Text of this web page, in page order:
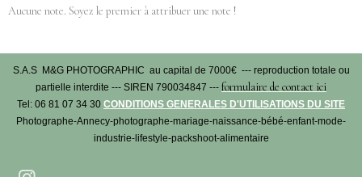
Aucune note. Soyez le premier à attribuer une note !
S.A.S M&G PHOTOGRAPHIC au capital de 7000€ --- reproduction totale ou
partielle interdite --- SIREN 790034847 --- formulaire de contact ici
Tel: 06 81 07 34 30 CONDITIONS GENERALES D'UTILISATIONS DU SITE
Photographe-Annecy-photographe-mariage-naissance-bébé-enfant-mode-
industrie-lifestyle-packshoot-alimentaire